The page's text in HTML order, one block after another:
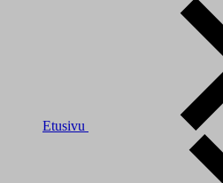
Etusivu